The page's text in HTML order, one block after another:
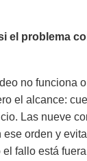
el problema
no funciona
el alcance:
Las nueve
orden y
fallo está